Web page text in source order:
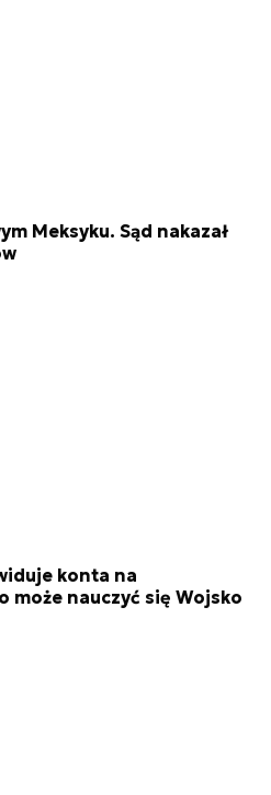
Meksyku. Sąd nakazał
konta na
nauczyć się Wojsko